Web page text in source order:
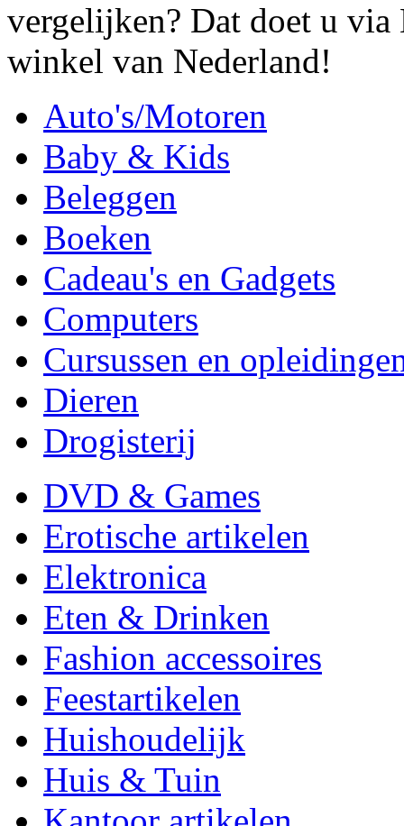
vergelijken? Dat doet u via
winkel van Nederland!
Auto's/Motoren
Baby & Kids
Beleggen
Boeken
Cadeau's en Gadgets
Computers
Cursussen en
Dieren
Drogisterij
DVD & Games
Erotische artikelen
Elektronica
Eten & Drinken
Fashion accessoires
Feestartikelen
Huishoudelijk
Huis & Tuin